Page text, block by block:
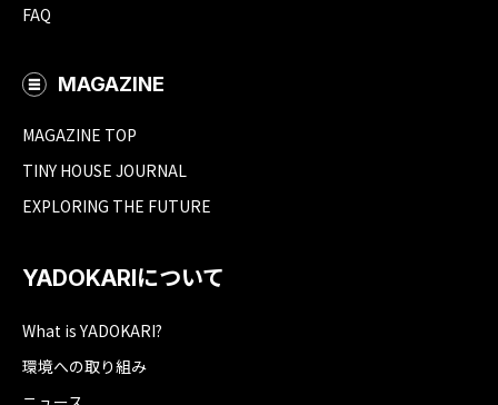
FAQ
MAGAZINE
MAGAZINE TOP
TINY HOUSE JOURNAL
EXPLORING THE FUTURE
YADOKARIについて
What is YADOKARI?
環境への取り組み